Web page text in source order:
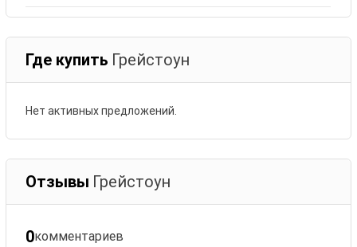
Где купить Грейстоун
Нет активных предложений.
Отзывы Грейстоун
0комментариев